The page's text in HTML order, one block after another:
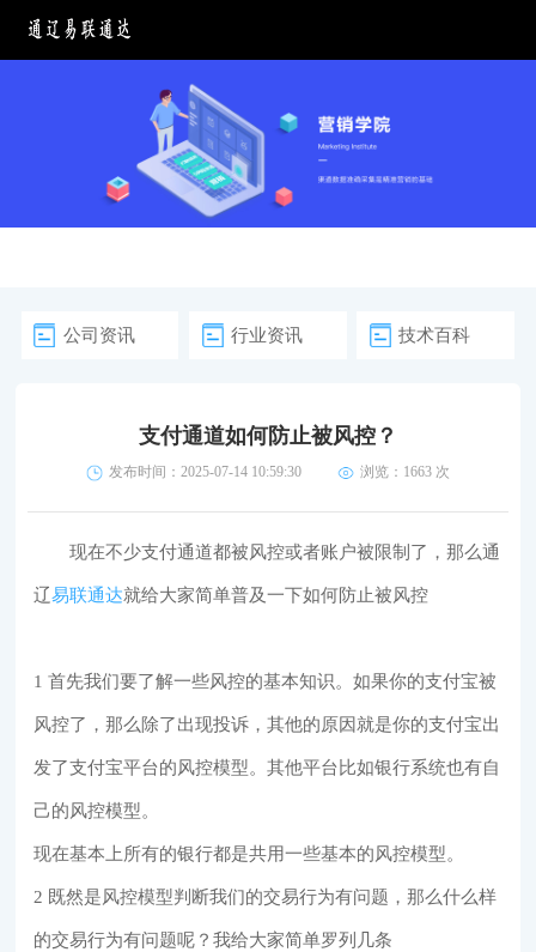
公司资讯 行业资讯 技术百科
支付通道如何防止被风控？
发布时间：2025-07-14 10:59:30 浏览： 1663 次
现在不少支付通道都被风控或者账户被限制了，那么通
辽易联通达就给大家简单普及一下如何防止被风控
1 首先我们要了解一些风控的基本知识。如果你的支付宝被
风控了，那么除了出现投诉，其他的原因就是你的支付宝出
发了支付宝平台的风控模型。其他平台比如银行系统也有自
己的风控模型。
现在基本上所有的银行都是共用一些基本的风控模型。
2 既然是风控模型判断我们的交易行为有问题，那么什么样
的交易行为有问题呢？我给大家简单罗列几条